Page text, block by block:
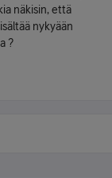
näkisin, että
nykyään
?